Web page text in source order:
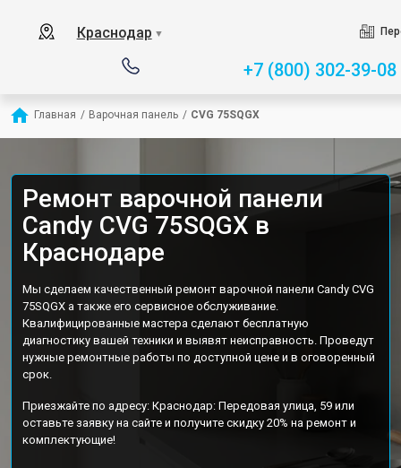
Краснодар ▼
+7 (800) 302-39-08
Главная / Варочная панель / CVG 75SQGX
Ремонт варочной панели
Candy CVG 75SQGX в
Краснодаре
Мы сделаем качественный ремонт варочной панели Candy CVG
75SQGX а также его сервисное обслуживание.
Квалифицированные мастера сделают бесплатную
диагностику вашей техники и выявят неисправность. Проведут
нужные ремонтные работы по доступной цене и в оговоренный
срок.
Приезжайте по адресу: Краснодар: Передовая улица, 59 или
оставьте заявку на сайте и получите скидку 20% на ремонт и
комплектующие!